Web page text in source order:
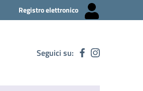
Registro elettronico
Seguici su: